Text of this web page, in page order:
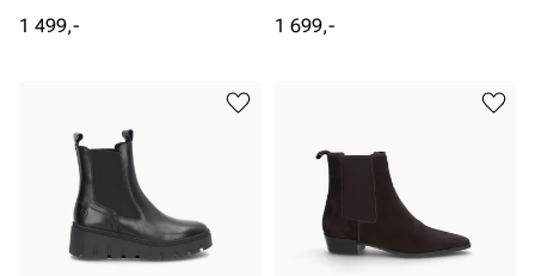
Pris
1 499,- Pris
1 699,-